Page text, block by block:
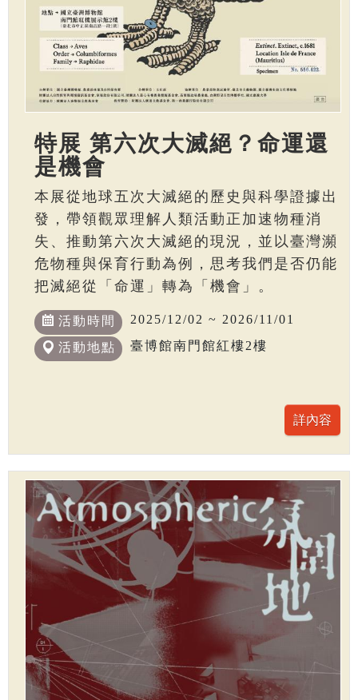
特展 第六次大滅絕？命運還
是機會
本展從地球五次大滅絕的歷史與科學證據出
發，帶領觀眾理解人類活動正加速物種消
失、推動第六次大滅絕的現況，並以臺灣瀕
危物種與保育行動為例，思考我們是否仍能
把滅絕從「命運」轉為「機會」。
活動時間 2025/12/02 ~ 2026/11/01
活動地點 臺博館南門館紅樓2樓